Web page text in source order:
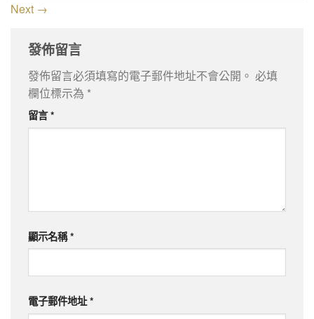
Next →
發佈留言
發佈留言必須填寫的電子郵件地址不會公開。 必填
欄位標示為 *
留言*
顯示名稱*
電子郵件地址*